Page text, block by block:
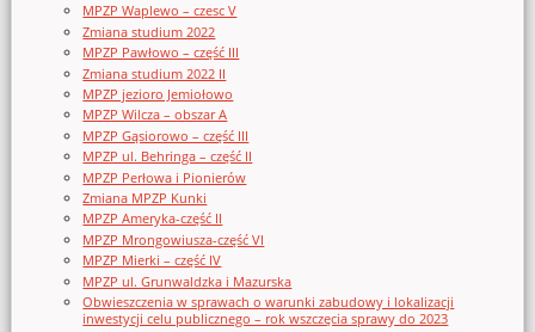
MPZP Waplewo – czesc V
Zmiana studium 2022
MPZP Pawłowo – część III
Zmiana studium 2022 II
MPZP jezioro Jemiołowo
MPZP Wilcza – obszar A
MPZP Gąsiorowo – część III
MPZP ul. Behringa – część II
MPZP Perłowa i Pionierów
Zmiana MPZP Kunki
MPZP Ameryka-część II
MPZP Mrongowiusza-część VI
MPZP Mierki – część IV
MPZP ul. Grunwaldzka i Mazurska
Obwieszczenia w sprawach o warunki zabudowy i lokalizacji
inwestycji celu publicznego – rok wszczęcia sprawy do 2023